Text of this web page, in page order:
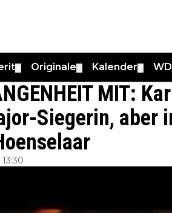
Originale Kalender
MIT:
Siegerin, aber